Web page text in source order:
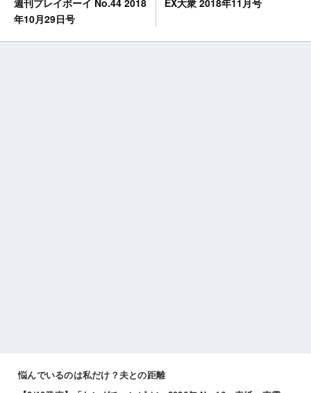
週刊プレイボーイ No.44 2018
年10月29日号
悩んでいるのは私だけ？夫との距離